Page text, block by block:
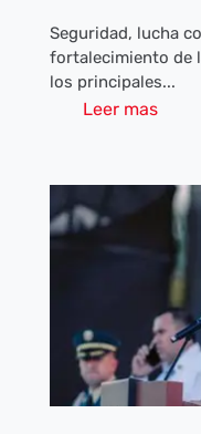
Seguridad, lucha
fortalecimiento de
los principales...
Leer mas